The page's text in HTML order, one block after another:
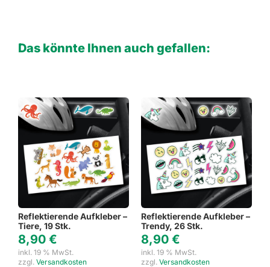
Das könnte Ihnen auch gefallen:
Reflektierende Aufkleber –
Tiere, 19 Stk.
8,90 €
inkl. 19 % MwSt.
zzgl. Versandkosten
Reflektierende Aufkleber –
Trendy, 26 Stk.
8,90 €
inkl. 19 % MwSt.
zzgl. Versandkosten